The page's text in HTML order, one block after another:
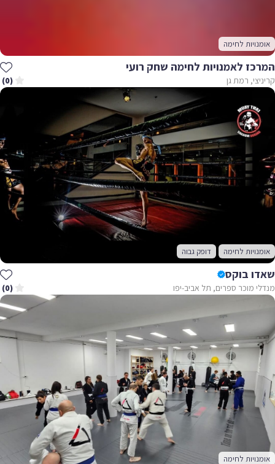
אומנויות לחימה
המרכז לאמנויות לחימה שחק רועי
קריניצי, רמת גן (0)
אומנויות לחימה דופק גבוה
שאדו בוקס
מנדלי מוכר ספרים, תל אביב-יפו (0)
אומנויות לחימה